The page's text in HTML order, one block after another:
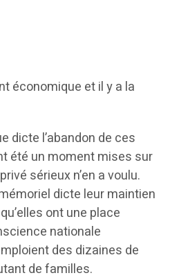
économique et il y a la
dicte l’abandon de ces
été un moment mises sur
sérieux n’en a voulu.
dicte leur maintien
ont une place
nationale
des dizaines de
de familles.